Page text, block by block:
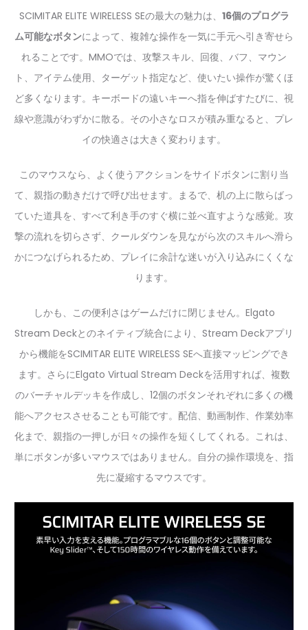
SCIMITAR ELITE WIRELESS SEの最大の魅力は、 16個のプログラ
ム可能なボタンによって、複雑な操作を一気に手元へ引き寄せら
れることです。MMOでは、攻撃スキル、回復、バフ、マウン
ト、アイテム使用、ターゲット指定など、使いたい操作が驚くほ
ど多くなります。キーボードの遠いキーへ指を伸ばすたびに、視
線や意識がわずかに散る。その小さなロスが積み重なると、プレ
イの快適さは大きく変わります。
このマウスなら、よく使うアクションをサイドボタンに割り当
て、親指の動きだけで呼び出せます。まるで、机の上に散らばっ
ていた道具を、すべて利き手のすぐ横に並べ直すような感覚。攻
撃の流れを切らさず、クールダウンを見ながら次のスキルへ滑ら
かにつなげられるため、プレイに余計な迷いが入り込みにくくな
ります。
しかも、この便利さはゲームだけに閉じません。Elgato
Stream Deckとのネイティブ統合により、Stream Deckアプリ
から機能をSCIMITAR ELITE WIRELESS SEへ直接マッピングでき
ます。さらにElgato Virtual Stream Deckを活用すれば、複数
のバーチャルデッキを作成し、12個のボタンそれぞれに多くの機
能へアクセスさせることも可能です。配信、動画制作、作業効率
化まで、親指の一押しが日々の操作を短くしてくれる。これは、
単にボタンが多いマウスではありません。自分の操作環境を、指
先に凝縮するマウスです。